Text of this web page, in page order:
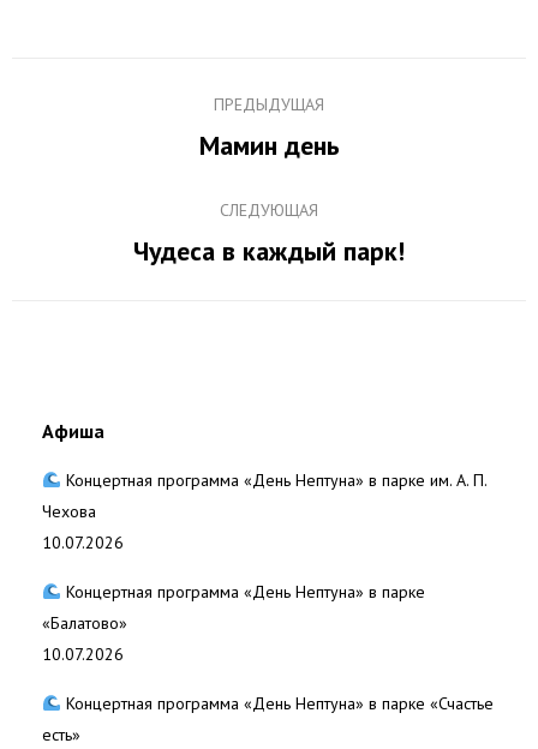
ПРЕДЫДУЩАЯ
Предыдущая
Мамин день
СЛЕДУЮЩАЯ
Следующая
Чудеса в каждый парк!
Афиша
Концертная программа «День Нептуна» в парке им. А. П.
Чехова
10.07.2026
Концертная программа «День Нептуна» в парке
«Балатово»
10.07.2026
Концертная программа «День Нептуна» в парке «Счастье
есть»